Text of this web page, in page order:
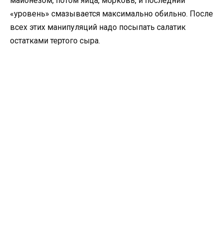
«уровень» смазывается максимально обильно. После
всех этих манипуляций надо посыпать салатик
остатками тертого сыра.